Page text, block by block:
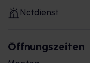
Notdienst
Öffnungszeiten